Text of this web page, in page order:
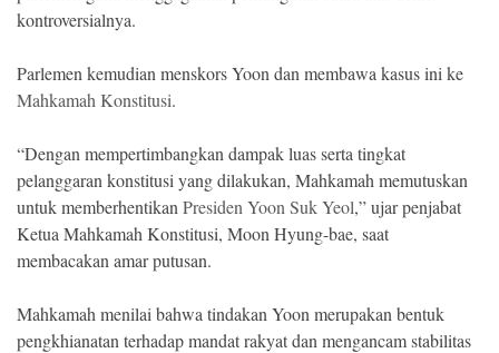
Copyright
.
All
Right
kontroversialnya.
Parlemen kemudian menskors Yoon dan membawa kasus ini ke
Mahkamah Konstitusi.
“Dengan mempertimbangkan dampak luas serta tingkat
pelanggaran konstitusi yang dilakukan, Mahkamah memutuskan
untuk memberhentikan Presiden Yoon Suk Yeol,” ujar penjabat
Ketua Mahkamah Konstitusi, Moon Hyung-bae, saat
membacakan amar putusan.
Mahkamah menilai bahwa tindakan Yoon merupakan bentuk
pengkhianatan terhadap mandat rakyat dan mengancam stabilitas